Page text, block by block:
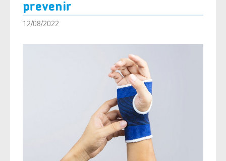
prevenir
12/08/2022